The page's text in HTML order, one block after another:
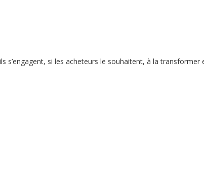
s’engagent, si les acheteurs le souhaitent, à la transformer